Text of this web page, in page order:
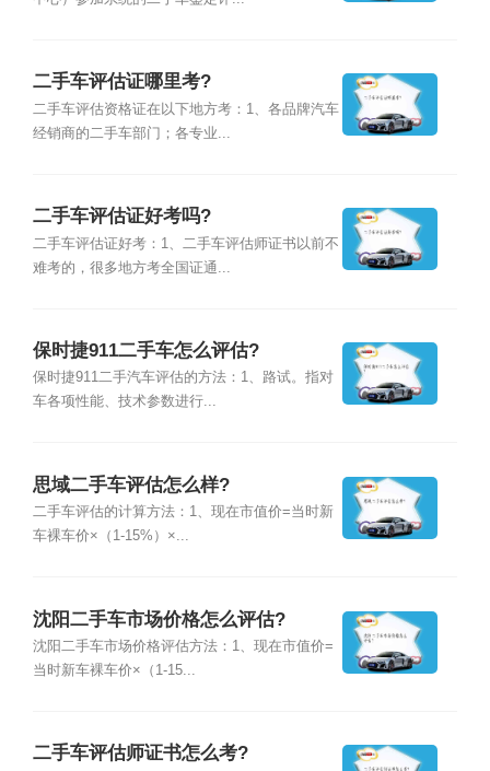
二手车评估证哪里考?
二手车评估资格证在以下地方考：1、各品牌汽车
经销商的二手车部门；各专业...
二手车评估证好考吗?
二手车评估证好考：1、二手车评估师证书以前不
难考的，很多地方考全国证通...
保时捷911二手车怎么评估?
保时捷911二手汽车评估的方法：1、路试。指对
车各项性能、技术参数进行...
思域二手车评估怎么样?
二手车评估的计算方法：1、现在市值价=当时新
车裸车价×（1-15%）×...
沈阳二手车市场价格怎么评估?
沈阳二手车市场价格评估方法：1、现在市值价=
当时新车裸车价×（1-15...
二手车评估师证书怎么考?